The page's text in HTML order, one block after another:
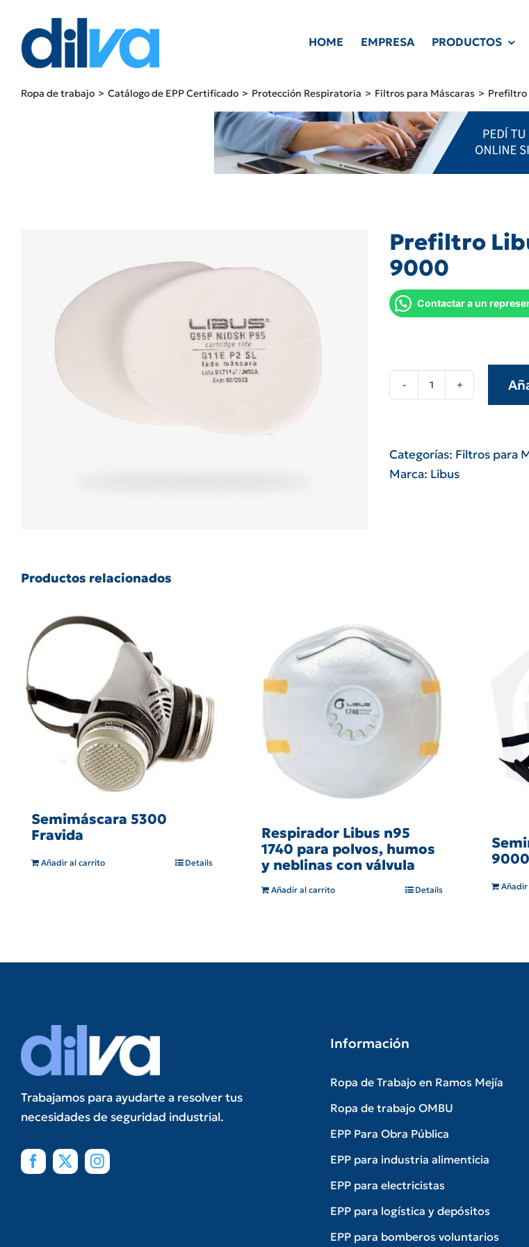
content
HOME EMPRESA PRODUCTOS
Ropa de trabajo Catálogo de EPP Certificado Protección Respiratoria Filtros para Máscaras Prefiltro
Prefiltro
9000
Contactar a un
Prefiltro
p95
para
Categorías: Filtros para
Marca: Libus
Productos relacionados
Semimáscara 5300
Fravida
Añadir al carrito Details
Respirador Libus n95
1740 para polvos, humos
y neblinas con válvula
Añadir al carrito Details
Trabajamos para ayudarte a resolver tus
necesidades de seguridad industrial.
Información
Ropa de Trabajo en Ramos Mejía
Ropa de trabajo OMBU
EPP Para Obra Pública
EPP para industria alimenticia
EPP para electricistas
EPP para logística y depósitos
EPP para bomberos voluntarios